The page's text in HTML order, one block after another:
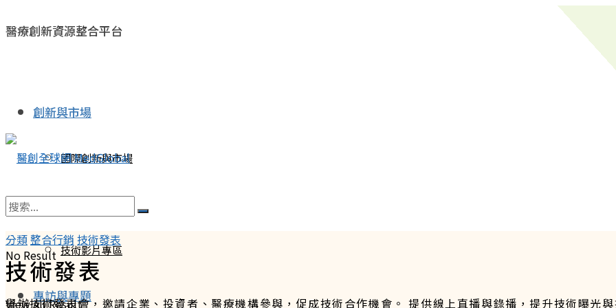
醫療創新資源整合平台
創新與市場
國際創新與市場
技術影片專區
專訪與專題
No Result
View All Result
分類整合行銷 技術發表
技術發表
舉辦技術發表會，邀請企業、投資者、醫療機構參與，促成技術合作機會。 提供線上直播與錄播，提升技術曝光與